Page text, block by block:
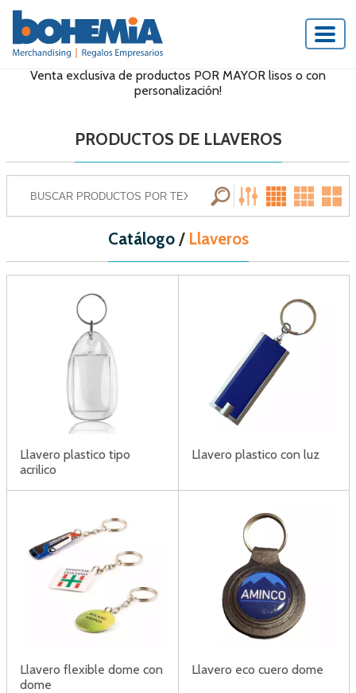
Venta exclusiva de productos POR MAYOR lisos o con
personalización!
PRODUCTOS DE LLAVEROS
Catálogo/ Llaveros
Llavero plastico tipo
acrilico
Llavero plastico con luz
Llavero flexible dome con
dome
Llavero eco cuero dome